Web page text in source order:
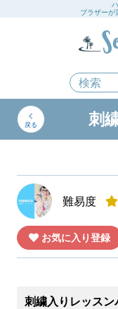
ブラザーが
戻る 刺
難易度
お気に入り登録
刺繍入りレッスン